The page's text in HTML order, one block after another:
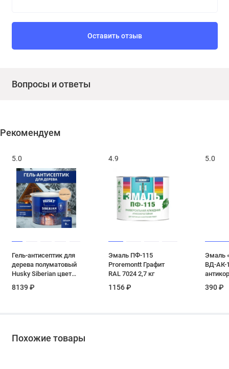
Оставить отзыв
Вопросы и ответы
Рекомендуем
5.0
Гель-антисептик для
дерева полуматовый
Husky Siberian цвет
8139 ₽
4.9
Эмаль ПФ-115
Proremontt Графит
RAL 7024 2,7 кг
1156 ₽
5.0
Эмаль
ВД-АК-
390 ₽
Похожие товары